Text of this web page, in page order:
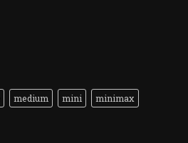
medium mini
minimax